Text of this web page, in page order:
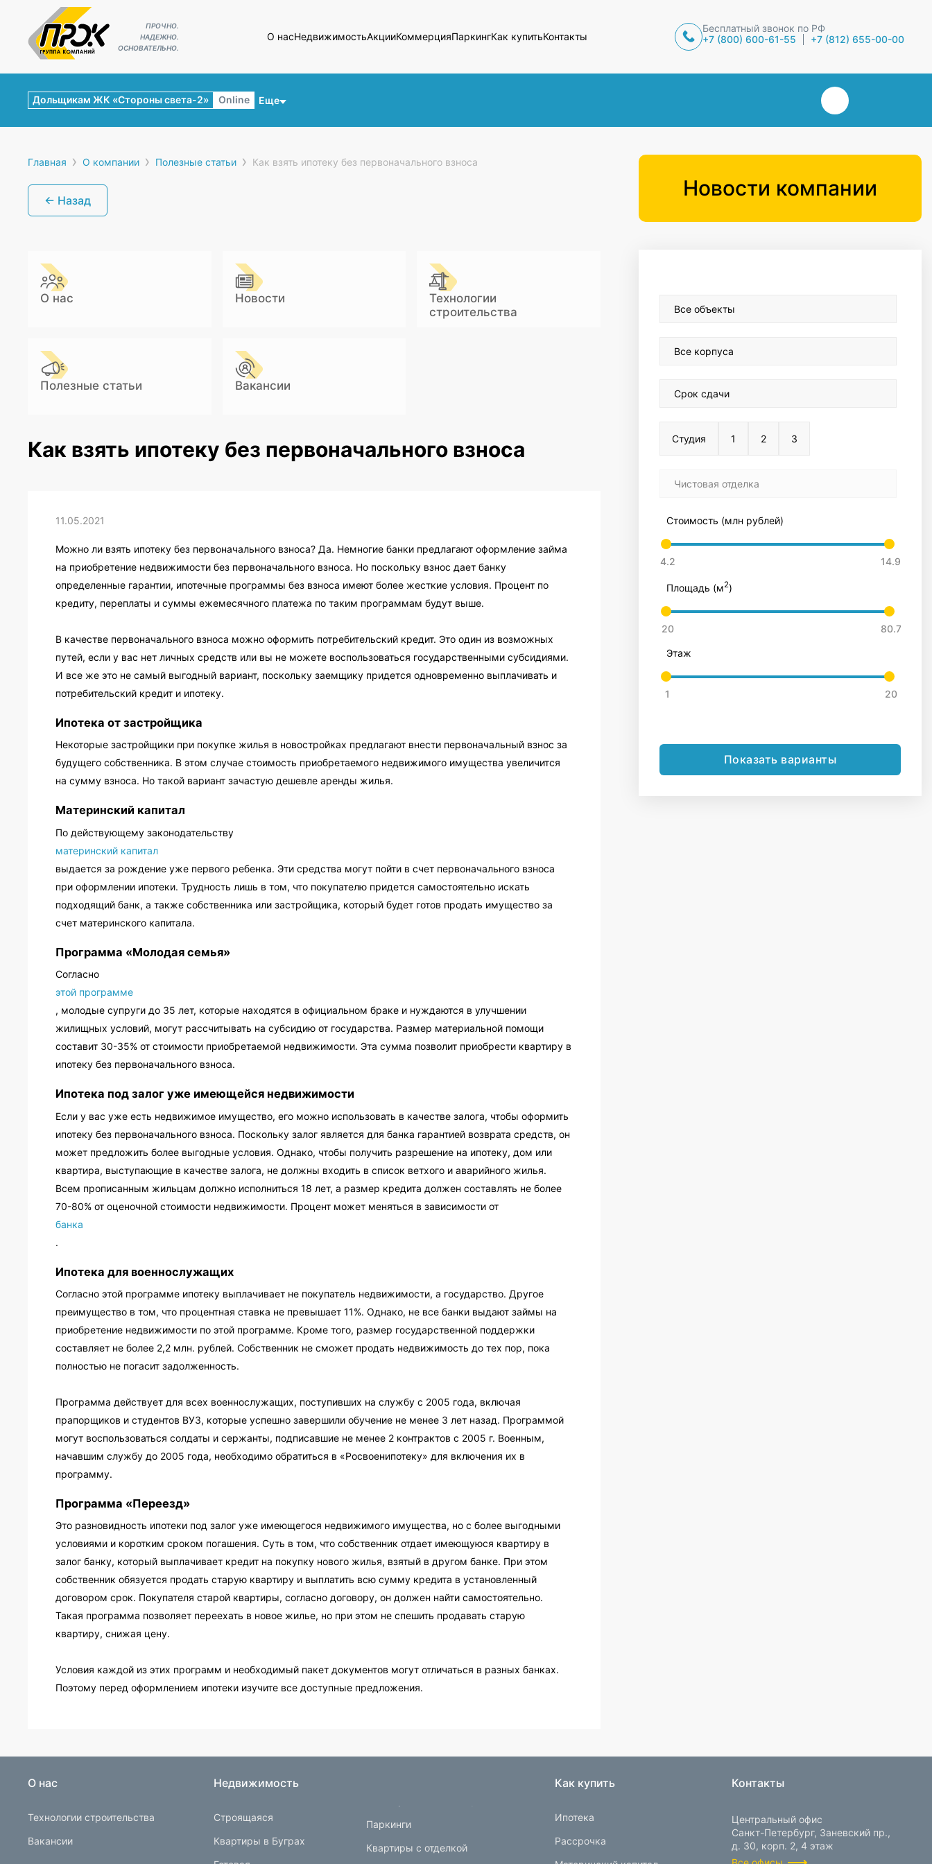
ПРОЧНО.
НАДЕЖНО.
ОСНОВАТЕЛЬНО.
О насНедвижимостьАкцииКоммерцияПаркингКак купитьКонтакты
Бесплатный звонок по РФ
+7 (800) 600-61-55
+7 (812) 655-00-00
Еще
Дольщикам ЖК «Стороны света-2» Online
Главная › О компании › Полезные статьи › Как взять ипотеку без первоначального взноса
← Назад
О нас Новости
Технологии
строительства
Полезные статьи Вакансии
Как взять ипотеку без первоначального взноса
11.05.2021
Можно ли взять ипотеку без первоначального взноса? Да. Немногие банки предлагают оформление займа
на приобретение недвижимости без первоначального взноса. Но поскольку взнос дает банку
определенные гарантии, ипотечные программы без взноса имеют более жесткие условия. Процент по
кредиту, переплаты и суммы ежемесячного платежа по таким программам будут выше.
В качестве первоначального взноса можно оформить потребительский кредит. Это один из возможных
путей, если у вас нет личных средств или вы не можете воспользоваться государственными субсидиями.
И все же это не самый выгодный вариант, поскольку заемщику придется одновременно выплачивать и
потребительский кредит и ипотеку.
Ипотека от застройщика
Некоторые застройщики при покупке жилья в новостройках предлагают внести первоначальный взнос за
будущего собственника. В этом случае стоимость приобретаемого недвижимого имущества увеличится
на сумму взноса. Но такой вариант зачастую дешевле аренды жилья.
Материнский капитал
По действующему законодательству
материнский капитал
выдается за рождение уже первого ребенка. Эти средства могут пойти в счет первоначального взноса
при оформлении ипотеки. Трудность лишь в том, что покупателю придется самостоятельно искать
подходящий банк, а также собственника или застройщика, который будет готов продать имущество за
счет материнского капитала.
Программа «Молодая семья»
Согласно
этой программе
, молодые супруги до 35 лет, которые находятся в официальном браке и нуждаются в улучшении
жилищных условий, могут рассчитывать на субсидию от государства. Размер материальной помощи
составит 30-35% от стоимости приобретаемой недвижимости. Эта сумма позволит приобрести квартиру в
ипотеку без первоначального взноса.
Ипотека под залог уже имеющейся недвижимости
Если у вас уже есть недвижимое имущество, его можно использовать в качестве залога, чтобы оформить
ипотеку без первоначального взноса. Поскольку залог является для банка гарантией возврата средств, он
может предложить более выгодные условия. Однако, чтобы получить разрешение на ипотеку, дом или
квартира, выступающие в качестве залога, не должны входить в список ветхого и аварийного жилья.
Всем прописанным жильцам должно исполниться 18 лет, а размер кредита должен составлять не более
70-80% от оценочной стоимости недвижимости. Процент может меняться в зависимости от
банка
.
Ипотека для военнослужащих
Согласно этой программе ипотеку выплачивает не покупатель недвижимости, а государство. Другое
преимущество в том, что процентная ставка не превышает 11%. Однако, не все банки выдают займы на
приобретение недвижимости по этой программе. Кроме того, размер государственной поддержки
составляет не более 2,2 млн. рублей. Собственник не сможет продать недвижимость до тех пор, пока
полностью не погасит задолженность.
Программа действует для всех военнослужащих, поступивших на службу с 2005 года, включая
прапорщиков и студентов ВУЗ, которые успешно завершили обучение не менее 3 лет назад. Программой
могут воспользоваться солдаты и сержанты, подписавшие не менее 2 контрактов с 2005 г. Военным,
начавшим службу до 2005 года, необходимо обратиться в «Росвоенипотеку» для включения их в
программу.
Программа «Переезд»
Это разновидность ипотеки под залог уже имеющегося недвижимого имущества, но с более выгодными
условиями и коротким сроком погашения. Суть в том, что собственник отдает имеющуюся квартиру в
залог банку, который выплачивает кредит на покупку нового жилья, взятый в другом банке. При этом
собственник обязуется продать старую квартиру и выплатить всю сумму кредита в установленный
договором срок. Покупателя старой квартиры, согласно договору, он должен найти самостоятельно.
Такая программа позволяет переехать в новое жилье, но при этом не спешить продавать старую
квартиру, снижая цену.
Условия каждой из этих программ и необходимый пакет документов могут отличаться в разных банках.
Поэтому перед оформлением ипотеки изучите все доступные предложения.
Новости компании
Все объекты
Все корпуса
Срок сдачи
Студия 1 2 3
Чистовая отделка
Стоимость (млн рублей)
Площадь (м2)
Этаж
Показать варианты
О нас
Технологии строительства
Вакансии
Недвижимость
Строящаяся
Квартиры в Буграх
Паркинги
Квартиры с отделкой
Как купить
Ипотека
Рассрочка
Контакты
Центральный офис
Санкт-Петербург, Заневский пр.,
д. 30, корп. 2, 4 этаж